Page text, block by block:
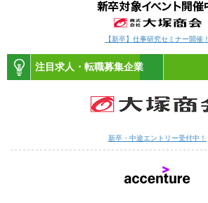
【新卒】仕事研究セミナー開催！
注目求人・転職募集企業
新卒・中途エントリー受付中！